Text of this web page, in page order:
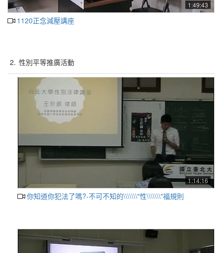
1:49:43
1120正念減壓講座
2. 性別平等推廣活動
1:14:16
你知道你犯法了嗎?-不可不知的\\\\\\\"性\\\\\\\"福規則